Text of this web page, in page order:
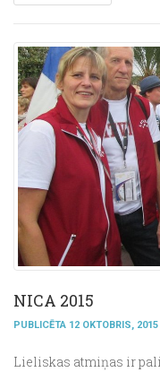
NICA 2015
PUBLICĒTA 12 OKTOBRIS, 2015
Lieliskas atmiņas ir